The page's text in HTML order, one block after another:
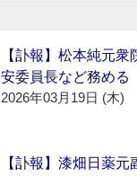
【訃報】松本純元
安委員長など務める
2026年03月19日 (木)
【訃報】漆畑日薬